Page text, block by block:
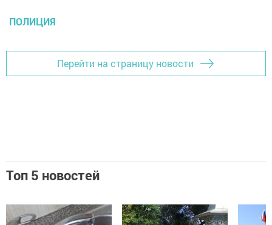
ПОЛИЦИЯ
Перейти на страницу новости
Топ 5 новостей